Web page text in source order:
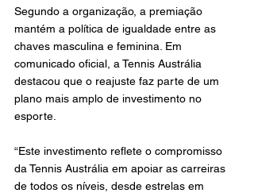
Segundo a organização, a premiação
mantém a política de igualdade entre as
chaves masculina e feminina. Em
comunicado oficial, a Tennis Austrália
destacou que o reajuste faz parte de um
plano mais amplo de investimento no
esporte.
“Este investimento reflete o compromisso
da Tennis Austrália em apoiar as carreiras
de todos os níveis, desde estrelas em